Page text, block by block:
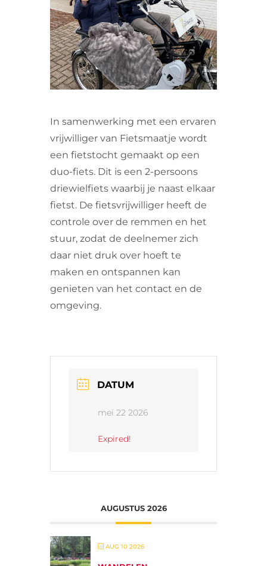
In samenwerking met een ervaren
vrijwilliger van Fietsmaatje wordt
een fietstocht gemaakt op een
duo-fiets. Dit is een 2-persoons
driewielfiets waarbij je naast elkaar
fietst. De fietsvrijwilliger heeft de
controle over de remmen en het
stuur, zodat de deelnemer zich
daar niet druk over hoeft te
maken en ontspannen kan
genieten van het contact en de
omgeving.
DATUM
mei 22 2026
Expired!
AUGUSTUS 2026
AUG 10 2026